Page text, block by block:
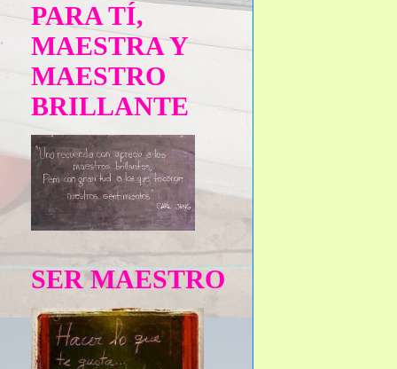
PARA TÍ,
MAESTRA Y
MAESTRO
BRILLANTE
SER MAESTRO